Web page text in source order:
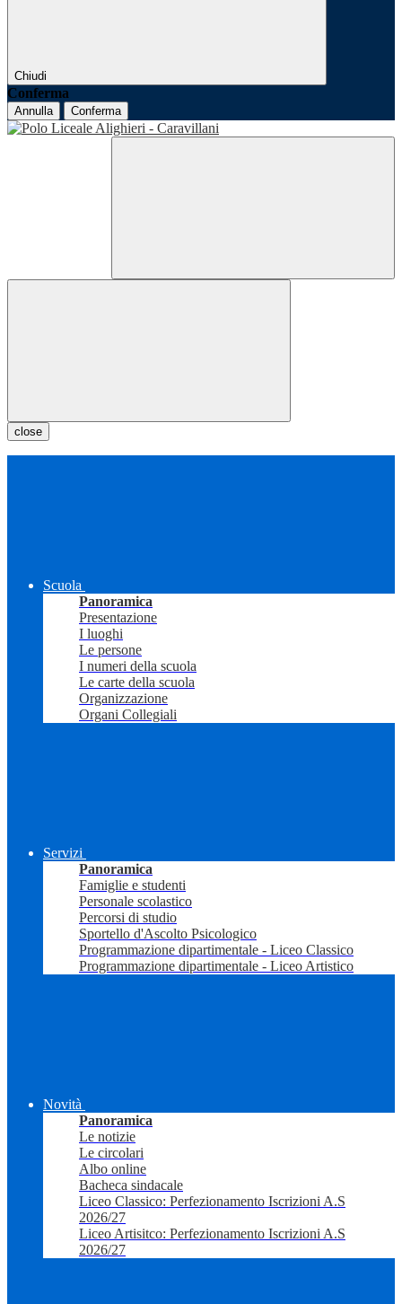
Chiudi
Conferma
Annulla Conferma
close
Scuola
Panoramica
Presentazione
I luoghi
Le persone
I numeri della scuola
Le carte della scuola
Organizzazione
Organi Collegiali
Servizi
Panoramica
Famiglie e studenti
Personale scolastico
Percorsi di studio
Sportello d'Ascolto Psicologico
Programmazione dipartimentale - Liceo Classico
Programmazione dipartimentale - Liceo Artistico
Novità
Panoramica
Le notizie
Le circolari
Albo online
Bacheca sindacale
Liceo Classico: Perfezionamento Iscrizioni A.S
2026/27
Liceo Artisitco: Perfezionamento Iscrizioni A.S
2026/27